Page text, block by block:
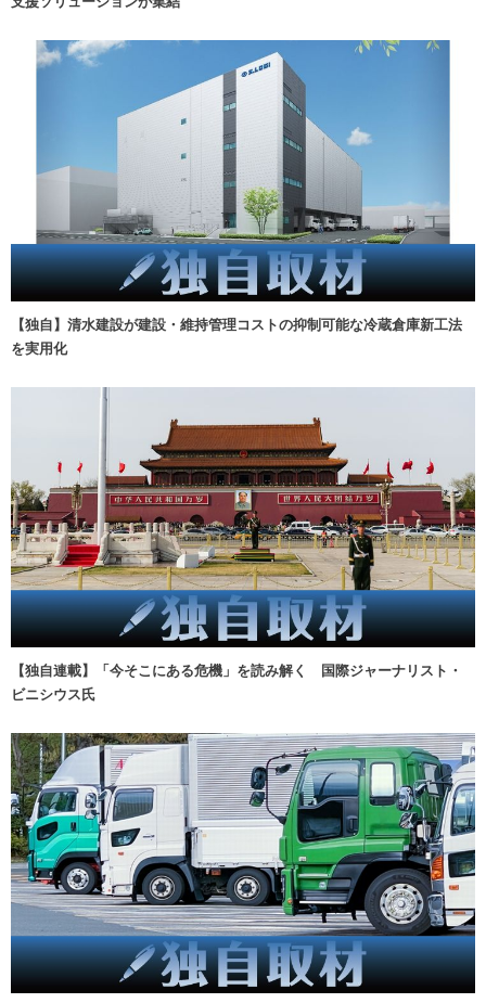
【独自】清水建設が建設・維持管理コストの抑制可能な冷蔵倉庫新工法
を実用化
【独自連載】「今そこにある危機」を読み解く 国際ジャーナリスト・
ビニシウス氏